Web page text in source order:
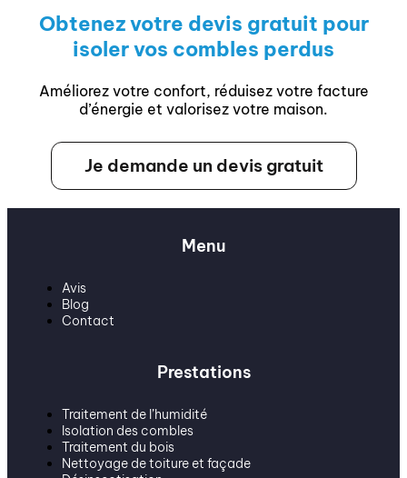
Obtenez votre devis gratuit pour
isoler vos combles perdus
Améliorez votre confort, réduisez votre facture
d’énergie et valorisez votre maison.
Je demande un devis gratuit
Menu
Avis
Blog
Contact
Prestations
Traitement de l’humidité
Isolation des combles
Traitement du bois
Nettoyage de toiture et façade